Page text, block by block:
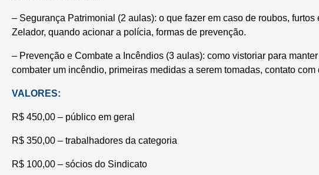
– Segurança Patrimonial (2 aulas): o que fazer em caso de roubos,
Zelador, quando acionar a polícia, formas de prevenção.
– Prevenção e Combate a Incêndios (3 aulas): como vistoriar para
combater um incêndio, primeiras medidas a serem tomadas, contato com
VALORES:
R$ 450,00 – público em geral
R$ 350,00 – trabalhadores da categoria
R$ 100,00 – sócios do Sindicato